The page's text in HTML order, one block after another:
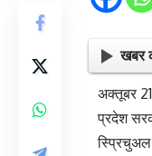
खबर
अक्तूबर
प्रदेश
स्प्रिचुअल